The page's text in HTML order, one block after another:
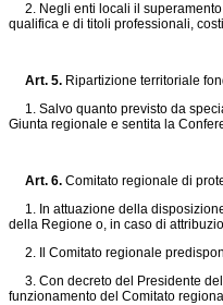
2. Negli enti locali il superamento
qualifica e di titoli professionali,
Art. 5. Ripartizione territoriale
1. Salvo quanto previsto da
Giunta regionale e sentita la
Art. 6. Comitato regionale di
1. In attuazione della
della Regione o, in caso di
2. Il Comitato regionale
3. Con decreto del Presidente
funzionamento del Comitato